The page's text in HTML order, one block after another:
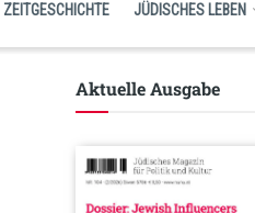
ZEITGESCHICHTE JÜDISCHES LEBEN
Aktuelle Ausgabe​